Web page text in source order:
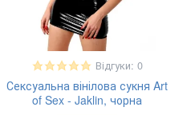
Відгуки: 0
Сексуальна вінілова сукня Art
of Sex - Jaklin, чорна